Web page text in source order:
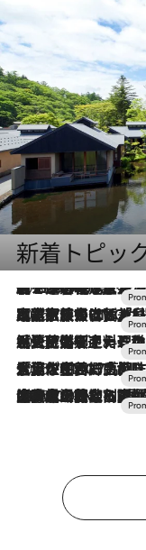
新着トピッ
2026.8.7
【トンボの足水浴】ヒノキの香りに包まれて涼感マックス！約13℃の湧水かけ流しを避暑地「星野温泉 トンボの湯」で体験
2026.7.31
【ホテル帰省】という選択肢をOMOが提案。家族とほどよい距離を保つには「昼は実家、夜は気兼ねなくホテルで！」
2026.7.24
【夏限定ディナーコース】旬を迎える稚鮎や花ズッキーニなどをイタリア・トスカーナの郷土料理の手法で満喫！
2026.7.17
「土佐和ハーブかき氷」がOMO7高知に登場！生姜、山椒、大葉など目にも舌にも涼を呼ぶ郷土の味
2026.7.10
NEW OPEN！【界 草津】名湯の地に誕生。趣の異なる2種の温泉と上州ならではの会席・蕎麦割烹など美食を味わう究極の癒やし旅